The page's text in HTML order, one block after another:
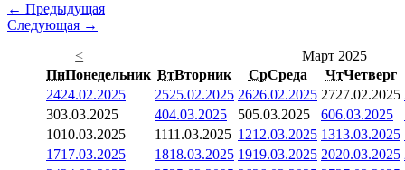
← Предыдущая
Следующая →
<
Март 2025
ПнПонедельник ВтВторник СрСреда ЧтЧетверг
2424.02.2025 2525.02.2025 2626.02.2025 2727.02.2025
303.03.2025 404.03.2025 505.03.2025 606.03.2025
1010.03.2025 1111.03.2025 1212.03.2025 1313.03.2025
1717.03.2025 1818.03.2025 1919.03.2025 2020.03.2025